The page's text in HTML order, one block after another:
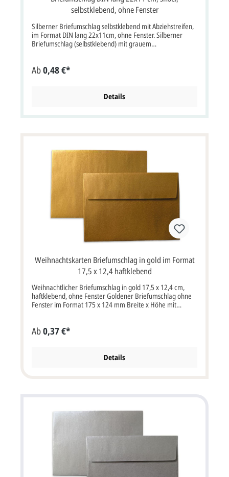
selbstklebend, ohne Fenster
Silberner Briefumschlag selbstklebend mit Abziehstreifen,
im Format DIN lang 22x11cm, ohne Fenster. Silberner
Briefumschlag (selbstklebend) mit grauem
lang Format.Der Briefumschlag ist nur bedingt bedruckbar.
Bitte beachten Sie: Ihre Karten, die Sie mit diesem
mm kleiner als die Briefumschläge sein.
Ab0,48 €*
Details
Weihnachtskarten Briefumschlag in gold im Format
17,5 x 12,4 haftklebend
Weihnachtlicher Briefumschlag in gold 17,5 x 12,4 cm,
haftklebend, ohne Fenster Goldener Briefumschlag ohne
Fenster im Format 175 x 124 mm Breite x Höhe mit
Kuverts sind nicht direkt bedruckbar, deshalb empfehlen
Ab0,37 €*
Details